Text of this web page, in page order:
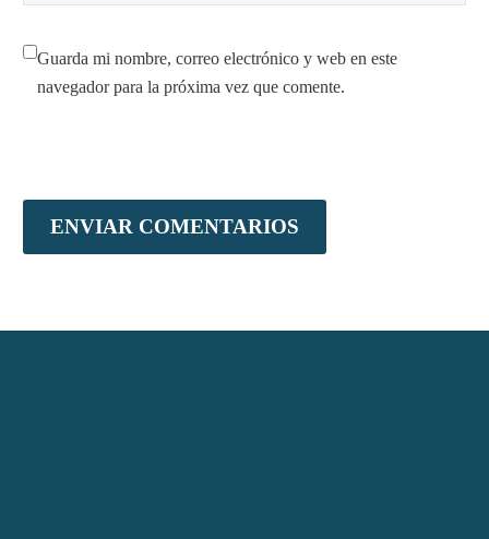
Guarda mi nombre, correo electrónico y web en este
navegador para la próxima vez que comente.
ENVIAR COMENTARIOS